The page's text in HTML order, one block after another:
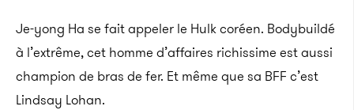
Je-yong Ha se fait appeler le Hulk coréen. Bodybuildé
à l’extrême, cet homme d’affaires richissime est aussi
champion de bras de fer. Et même que sa BFF c’est
Lindsay Lohan.